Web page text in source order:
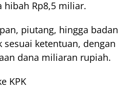
hibah Rp8,5 miliar.
piutang, hingga badan
sesuai ketentuan, dengan
dana miliaran rupiah.
KPK